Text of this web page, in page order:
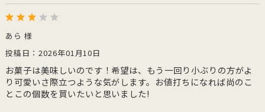
あら 様
投稿日：2026年01月10日
お菓子は美味しいのです！希望は、もう一回り小ぶりの方がよ
り可愛いさ際立つような気がします。お値打ちになれば尚のこ
とこの個数を買いたいと思いました!